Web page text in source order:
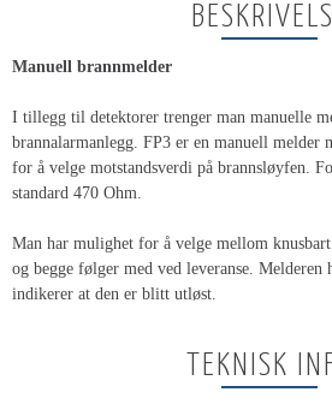
Manuell brannmelder
I tillegg til detektorer trenger man manuelle
brannalarmanlegg. FP3 er en manuell melder
for å velge motstandsverdi på brannsløyfen.
standard 470 Ohm.
Man har mulighet for å velge mellom
og begge følger med ved leveranse. Melderen
indikerer at den er blitt utløst.
TEKNISK